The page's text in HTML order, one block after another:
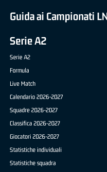
Guida ai Campionati
Serie A2
Serie A2
Formula
Live Match
Calendario 2026-2027
Squadre 2026-2027
Classifica 2026-2027
Giocatori 2026-2027
Statistiche individuali
Statistiche squadra